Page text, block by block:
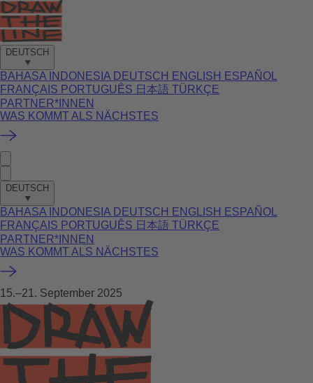
DEUTSCH
BAHASA INDONESIA DEUTSCH ENGLISH ESPAÑOL
FRANÇAIS PORTUGUÊS 日本語 TÜRKÇE
PARTNER*INNEN
WAS KOMMT ALS NÄCHSTES
DEUTSCH
BAHASA INDONESIA DEUTSCH ENGLISH ESPAÑOL
FRANÇAIS PORTUGUÊS 日本語 TÜRKÇE
PARTNER*INNEN
WAS KOMMT ALS NÄCHSTES
15.–21. September 2025